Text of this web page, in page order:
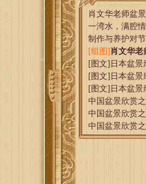
肖文华老师盆
一湾水，满腔
制作与养护对
[组图] 肖文华老
[图文] 日本盆景
[图文] 日本盆景
[图文] 日本盆景
中国盆景欣赏
中国盆景欣赏
中国盆景欣赏